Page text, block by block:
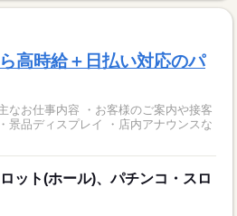
高時給＋日払い対応のパ
なお仕事内容 ・お客様のご案内や接客
景品ディスプレイ ・店内アナウンスな
ット(ホール)、パチンコ・スロ